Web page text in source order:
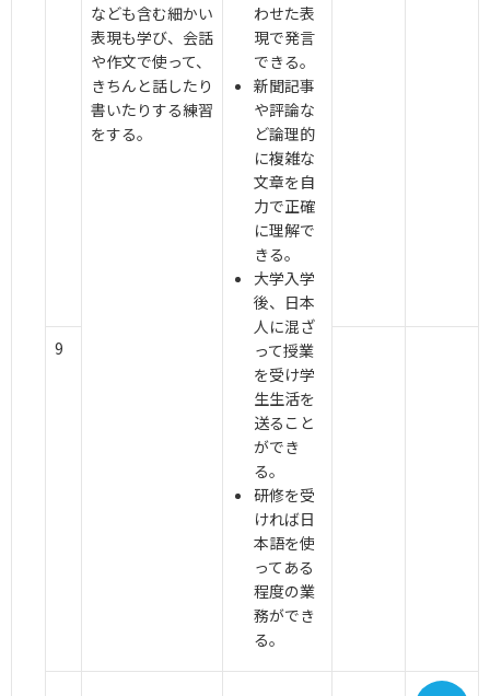
なども含む細かい
表現も学び、会話
や作文で使って、
きちんと話したり
書いたりする練習
をする。
わせた表
現で発言
できる。
新聞記事
や評論な
ど論理的
に複雑な
文章を自
力で正確
に理解で
きる。
大学入学
後、日本
人に混ざ
って授業
を受け学
生生活を
送ること
ができ
る。
研修を受
ければ日
本語を使
ってある
程度の業
務ができ
る。
9